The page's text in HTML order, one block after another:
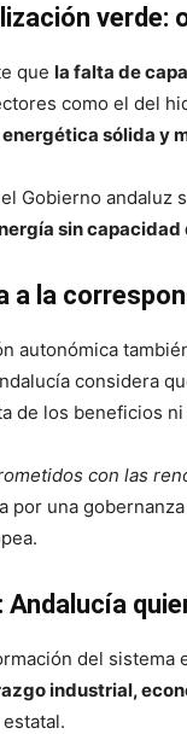
verde:
que la falta de
como el del
sólida y
Gobierno andaluz
sin
a la
autonómica
considera
de los beneficios
con las
por una
Andalucía
del sistema
industrial,